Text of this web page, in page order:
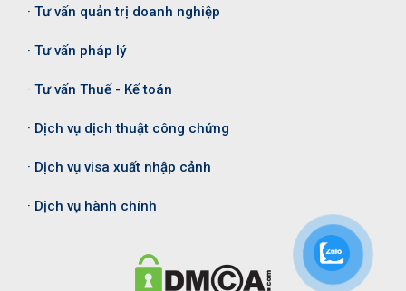
· Tư vấn quản trị doanh nghiệp
· Tư vấn pháp lý
· Tư vấn Thuế - Kế toán
· Dịch vụ dịch thuật công chứng
· Dịch vụ visa xuất nhập cảnh
· Dịch vụ hành chính